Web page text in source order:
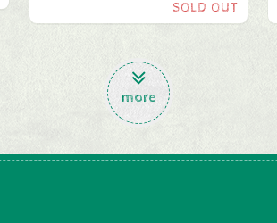
SOLD OUT
more